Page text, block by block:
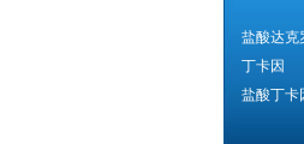
盐酸达
丁卡因
盐酸丁